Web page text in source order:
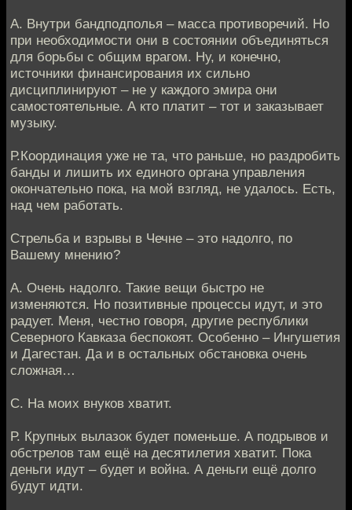
А. Внутри бандподполья – масса противоречий. Но
при необходимости они в состоянии объединяться
для борьбы с общим врагом. Ну, и конечно,
источники финансирования их сильно
дисциплинируют – не у каждого эмира они
самостоятельные. А кто платит – тот и заказывает
музыку.
Р.Координация уже не та, что раньше, но раздробить
банды и лишить их единого органа управления
окончательно пока, на мой взгляд, не удалось. Есть,
над чем работать.
Стрельба и взрывы в Чечне – это надолго, по
Вашему мнению?
А. Очень надолго. Такие вещи быстро не
изменяются. Но позитивные процессы идут, и это
радует. Меня, честно говоря, другие республики
Северного Кавказа беспокоят. Особенно – Ингушетия
и Дагестан. Да и в остальных обстановка очень
сложная…
С. На моих внуков хватит.
Р. Крупных вылазок будет поменьше. А подрывов и
обстрелов там ещё на десятилетия хватит. Пока
деньги идут – будет и война. А деньги ещё долго
будут идти.